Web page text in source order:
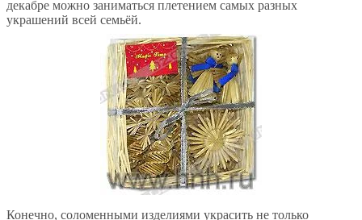
декабре можно заниматься плетением самых разных
украшений всей семьёй.
Конечно, соломенными изделиями украсить не только